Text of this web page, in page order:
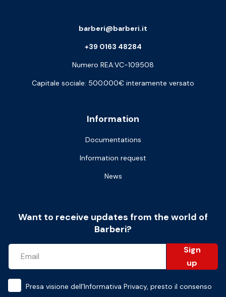
Information
Documentations
Information request
News
barberi@barberi.it
+39 0163 48284
Numero REA:VC-109508
Capitale sociale: 500.000€ interamente versato
Want to receive updates from the world of
Barberi?
Sign
up
Presa visione dell’Informativa Privacy, presto il consenso